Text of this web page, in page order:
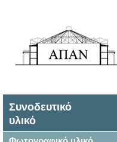
Συνοδευτικό
υλικό